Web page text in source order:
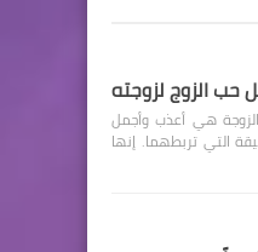
هي أعذب وأجمل
التي تربطهما. إنها